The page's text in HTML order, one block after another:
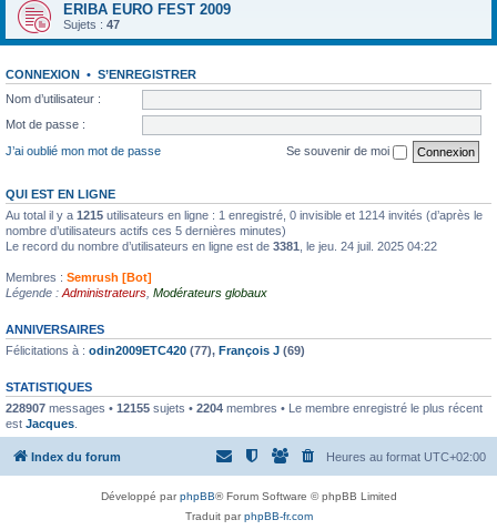
ERIBA EURO FEST 2009
Sujets : 47
CONNEXION • S’ENREGISTRER
Nom d’utilisateur :
Mot de passe :
J’ai oublié mon mot de passe
Se souvenir de moi
QUI EST EN LIGNE
Au total il y a 1215 utilisateurs en ligne : 1 enregistré, 0 invisible et 1214 invités (d’après le
nombre d’utilisateurs actifs ces 5 dernières minutes)
Le record du nombre d’utilisateurs en ligne est de 3381 , le jeu. 24 juil. 2025 04:22
Membres : Semrush [Bot]
Légende : Administrateurs Modérateurs globaux
ANNIVERSAIRES
Félicitations à : odin2009ETC420 (77), François J (69)
STATISTIQUES
228907 messages • 12155 sujets • 2204 membres • Le membre enregistré le plus récent
est Jacques
Index du forum Heures au format UTC+02:00
Développé parphpBB® Forum Software © phpBB Limited
Traduit parphpBB-fr.com